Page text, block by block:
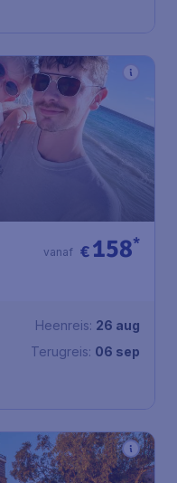
€158*
vanaf
Heenreis: 26 aug
Terugreis: 06 sep